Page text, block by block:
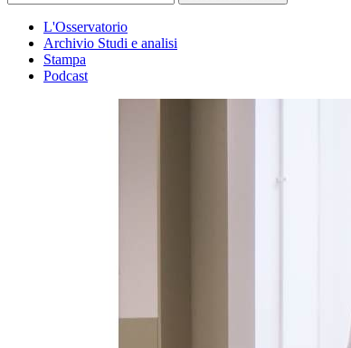
L'Osservatorio
Archivio Studi e analisi
Stampa
Podcast